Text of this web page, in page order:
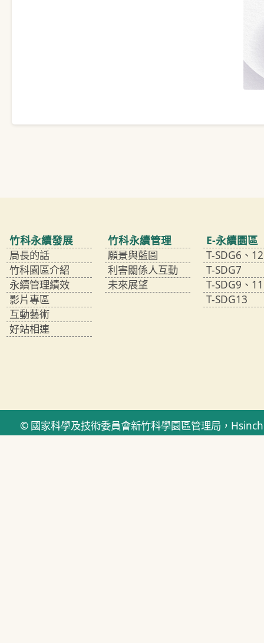
竹科永續發展
局長的話
竹科園區介紹
永續管理績效
影片專區
互動藝術
好站相連
竹科永續管理
願景與藍圖
利害關係人互動
未來展望
E-永續園區
T-SDG6、12
T-SDG7
T-SDG9、11
T-SDG13
© 國家科學及技術委員會新竹科學園區管理局，